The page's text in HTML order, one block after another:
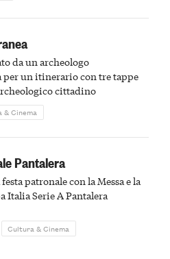
da un archeologo
per un itinerario con tre tappe
cittadino
& Cinema
Pantalera
patronale con la Messa e la
Italia Serie A Pantalera
Cultura & Cinema